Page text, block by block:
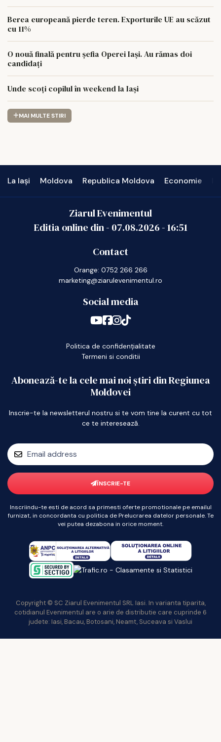
Berea europeană pierde teren. Exporturile UE au scăzut
cu 11%
O nouă finală pentru șefia Operei Iași. Au rămas doi
candidați
Unde scoți copilul în weekend la Iași
MAI MULTE STIRI
La Iași Moldova Republica Moldova Economie
Ziarul Evenimentul
Editia online din - 07.08.2026-16:51
Contact
Orange: 0752 266 266
marketing@ziarulevenimentul.ro
Social media
Politica de confidențialitate
Termeni si conditii
Abonează-te la cele mai noi știri din Regiunea
Moldovei
Inscrie-te la newsletterul nostru si te vom tine la curent cu tot
ce te interesează.
ÎNSCRIE-TE
Inscriindu-te esti de acord sa primesti oferte promotionale pe emailul
furnizat, in concordanta cu politica de Prelucrarea datelor personale. Te
vei putea dezabona in orice moment.
Copyright © SC Ziarul Evenimentul SRL Iasi. In varianta tiparita,
cotidianul Evenimentul are o arie de distributie care cuprinde 6
judete: Iasi, Bacau, Botosani, Neamt, Suceava si Vaslui